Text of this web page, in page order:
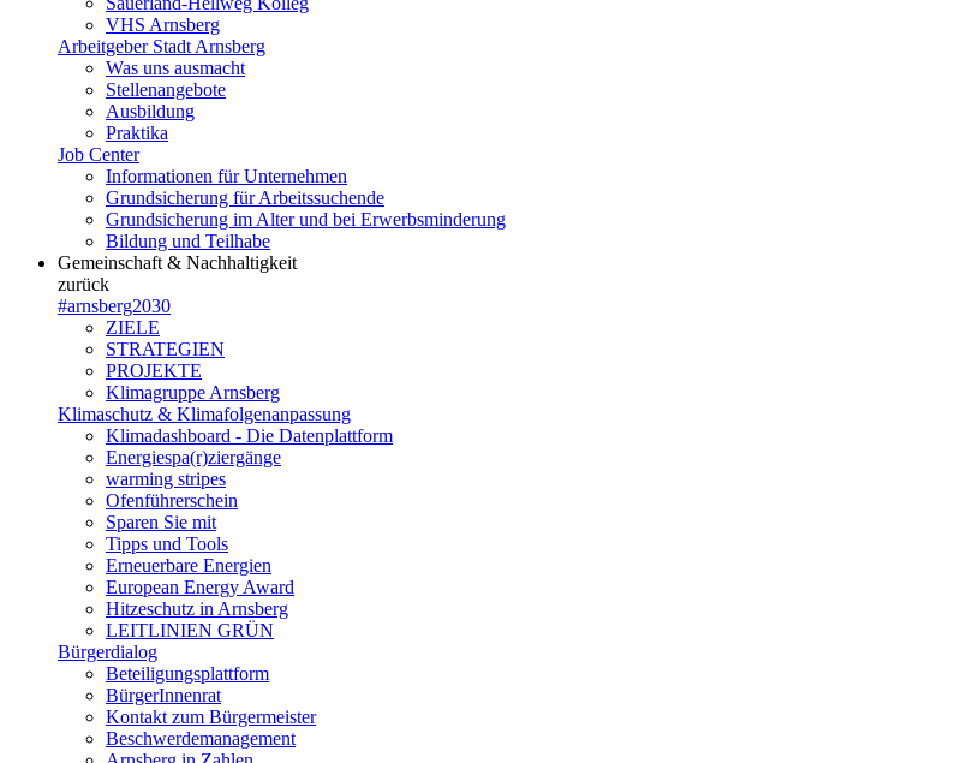
VHS Arnsberg
Arbeitgeber Stadt Arnsberg
Was uns ausmacht
Stellenangebote
Ausbildung
Praktika
Job Center
Informationen für Unternehmen
Grundsicherung für Arbeitssuchende
Grundsicherung im Alter und bei Erwerbsminderung
Bildung und Teilhabe
Gemeinschaft & Nachhaltigkeit
zurück
#arnsberg2030
ZIELE
STRATEGIEN
PROJEKTE
Klimagruppe Arnsberg
Klimaschutz & Klimafolgenanpassung
Klimadashboard - Die Datenplattform
Energiespa(r)ziergänge
warming stripes
Ofenführerschein
Sparen Sie mit
Tipps und Tools
Erneuerbare Energien
European Energy Award
Hitzeschutz in Arnsberg
LEITLINIEN GRÜN
Bürgerdialog
Beteiligungsplattform
BürgerInnenrat
Kontakt zum Bürgermeister
Beschwerdemanagement